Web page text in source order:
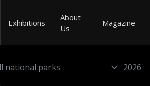
Exhibitions
About
Us
Magazine